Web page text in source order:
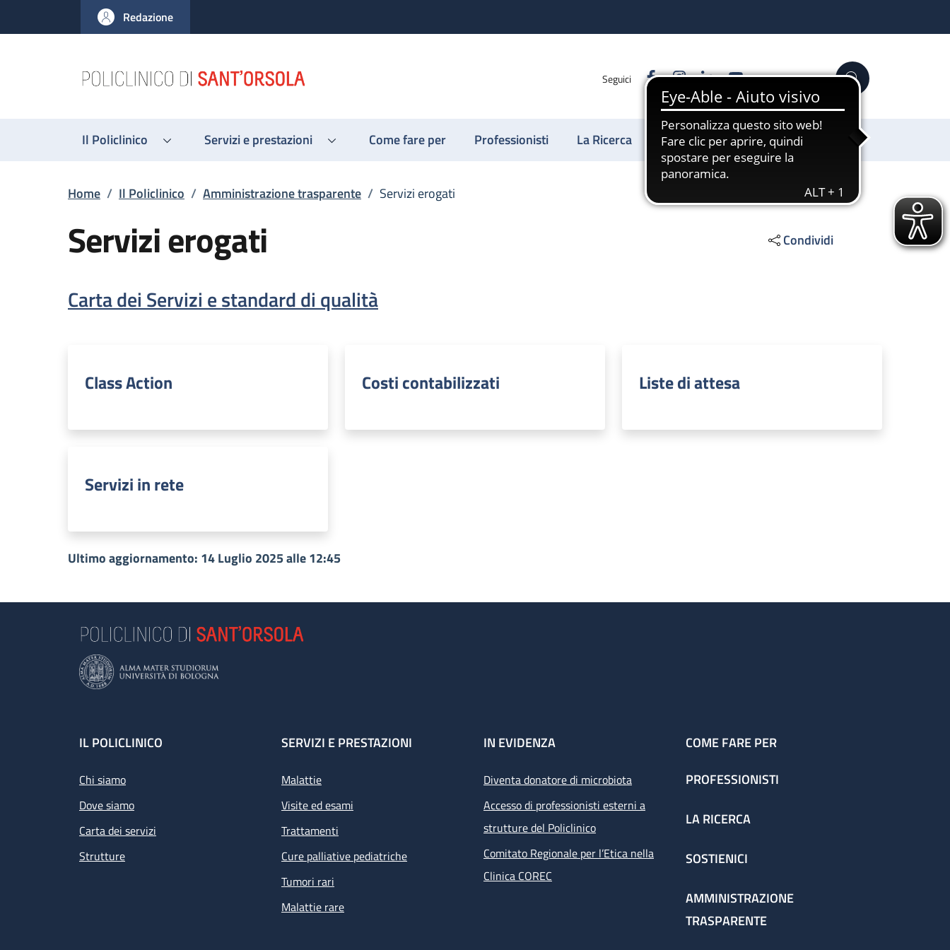
al contenuto principale
to footer content
Redazione
Seguici FacebookInstagram
LinkedinYouTube Cerca
Il Policlinico Servizi e prestazioni Come fare per Professionisti La Ricerca Sostienici
Briciole di pane
Home / Il Policlinico / Amministrazione trasparente / Servizi erogati
Servizi erogati Condividi
Descrizione
Carta dei Servizi e standard di qualità
Class Action Costi contabilizzati Liste di attesa
Servizi in rete
Ultimo aggiornamento: 14 Luglio 2025 alle 12:45
Footer
IL POLICLINICO
Chi siamo
Dove siamo
Carta dei servizi
Strutture
SERVIZI E PRESTAZIONI
Malattie
Visite ed esami
Trattamenti
Cure palliative pediatriche
Tumori rari
Malattie rare
IN EVIDENZA
Diventa donatore di microbiota
Accesso di professionisti esterni a
strutture del Policlinico
Comitato Regionale per l’Etica nella
Clinica COREC
COME FARE PER
PROFESSIONISTI
LA RICERCA
SOSTIENICI
AMMINISTRAZIONE
TRASPARENTE